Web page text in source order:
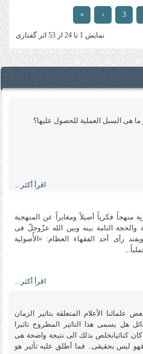
3
›
»
نمایش 1 تا 24 از 53 اثر گفتاری
هی السبل العملیة للحصول علیها؟
اقرأ أكثر...
منهجاً فكریاً أصیلاً ومغایراً عن المنهجیة
والحجة التامة بینه وبین الله عزّوجلّ فی
رأی أحد الفقهاء العظام: «الأُصولیة
اقرأ أكثر...
الأعلام المتعلقة بتاثیر الزمان
هل یسمى هذا التاثیر المطروح تاثیرا
كان كنائیانخلص بذلك الى نتیجة واضحة هی
لیس بحقیقی.. فما أطلق علیه تأثیر هو